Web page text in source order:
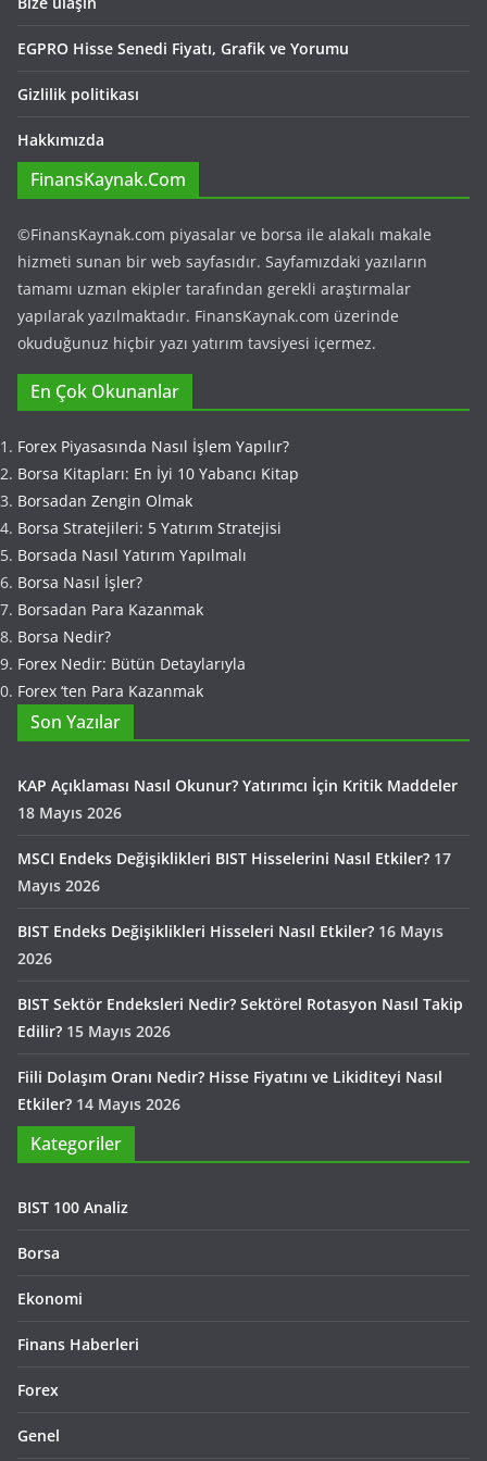
EGPRO Hisse Senedi Fiyatı, Grafik ve Yorumu
Gizlilik politikası
Hakkımızda
FinansKaynak.Com
©FinansKaynak.com piyasalar ve borsa ile alakalı makale
hizmeti sunan bir web sayfasıdır. Sayfamızdaki yazıların
tamamı uzman ekipler tarafından gerekli araştırmalar
yapılarak yazılmaktadır. FinansKaynak.com üzerinde
okuduğunuz hiçbir yazı yatırım tavsiyesi içermez.
En Çok Okunanlar
Forex Piyasasında Nasıl İşlem Yapılır?
Borsa Kitapları: En İyi 10 Yabancı Kitap
Borsadan Zengin Olmak
Borsa Stratejileri: 5 Yatırım Stratejisi
Borsada Nasıl Yatırım Yapılmalı
Borsa Nasıl İşler?
Borsadan Para Kazanmak
Borsa Nedir?
Forex Nedir: Bütün Detaylarıyla
Forex ‘ten Para Kazanmak
Son Yazılar
KAP Açıklaması Nasıl Okunur? Yatırımcı İçin Kritik Maddeler
18 Mayıs 2026
MSCI Endeks Değişiklikleri BIST Hisselerini Nasıl Etkiler? 17
Mayıs 2026
BIST Endeks Değişiklikleri Hisseleri Nasıl Etkiler? 16 Mayıs
2026
BIST Sektör Endeksleri Nedir? Sektörel Rotasyon Nasıl Takip
Edilir? 15 Mayıs 2026
Fiili Dolaşım Oranı Nedir? Hisse Fiyatını ve Likiditeyi Nasıl
Etkiler? 14 Mayıs 2026
Kategoriler
BIST 100 Analiz
Borsa
Ekonomi
Finans Haberleri
Forex
Genel